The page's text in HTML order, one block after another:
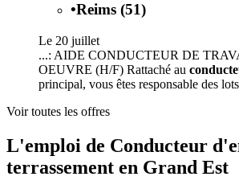
•Reims (51)
Le 20 juillet
...: AIDE CONDUCTEUR DE
OEUVRE (H/F) Rattaché au
principal, vous êtes responsable des
Voir toutes les offres
L'emploi de Conducteur
terrassement en Grand Est